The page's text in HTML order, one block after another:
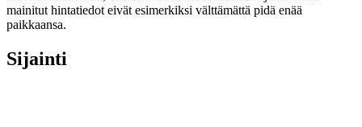
mainitut hintatiedot eivät esimerkiksi välttämättä pidä enää
paikkaansa.
Sijainti